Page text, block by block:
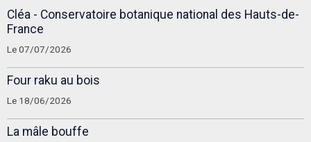
Cléa - Conservatoire botanique national des Hauts-de-
France
Le 07/07/2026
Four raku au bois
Le 18/06/2026
La mâle bouffe